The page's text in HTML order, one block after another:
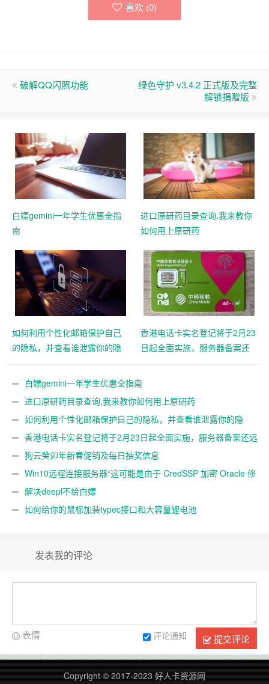
喜欢 (0)
破解QQ闪照功能
绿色守护 v3.4.2 正式版及完整
解锁捐赠版
白嫖gemini一年学生优惠全指
南
进口原研药目录查询,我来教你
如何用上原研药
如何利用个性化邮箱保护自己
的隐私，并查看谁泄露你的隐
香港电话卡实名登记将于2月23
日起全面实施，服务器备案还
白嫖gemini一年学生优惠全指南
进口原研药目录查询,我来教你如何用上原研药
如何利用个性化邮箱保护自己的隐私，并查看谁泄露你的隐
私 香港电话卡实名登记将于2月23日起全面实施，服务器备案还远
吗？狗云癸卯年新春促销及每日抽奖信息
Win10远程连接服务器“这可能是由于 CredSSP 加密 Oracle 修
正”解决办法
解决deepl不给白嫖
如何给你的鼠标加装typec接口和大容量锂电池
发表我的评论
提交评论
评论通知
表情
Copyright © 2017-2023 好人卡资源网